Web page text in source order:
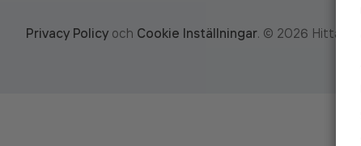
Privacy Policy och Cookie Inställningar. © 2026 Hitta.se